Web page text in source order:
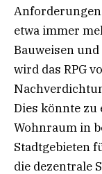
etwa immer
Bauweisen
wird das RPG
Dies könnte
Wohnraum in
Stadtgebieten
die dezentrale